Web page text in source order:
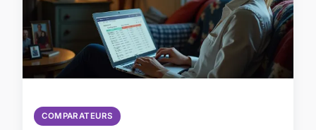
COMPARATEURS